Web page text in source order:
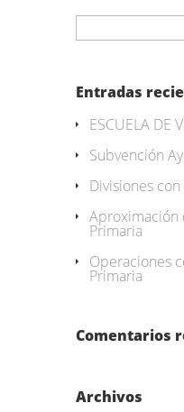
Buscar:
Entradas
ESCUELA DE
Subvención
Divisiones
Aproximación
Primaria
Operaciones
Primaria
Comentarios
Archivos